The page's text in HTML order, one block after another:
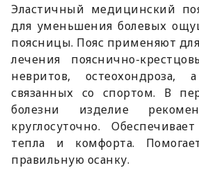
Эластичный медицинский
для уменьшения болевых
поясницы. Пояс применяют
лечения пояснично-
невритов,
связанных со спортом. В
болезни изделие
круглосуточно.
тепла и комфорта.
правильную осанку.